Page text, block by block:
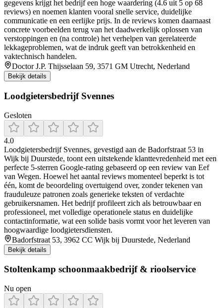
gegevens krijgt het bedrijf een hoge waardering (4.6 uit 5 op 68
reviews) en noemen klanten vooral snelle service, duidelijke
communicatie en een eerlijke prijs. In de reviews komen daarnaast
concrete voorbeelden terug van het daadwerkelijk oplossen van
verstoppingen en (na controle) het verhelpen van gerelateerde
lekkageproblemen, wat de indruk geeft van betrokkenheid en
vaktechnisch handelen.
Doctor J.P. Thijsselaan 59, 3571 GM Utrecht, Nederland
Bekijk details
Loodgietersbedrijf Svennes
Gesloten
4.0
Loodgietersbedrijf Svennes, gevestigd aan de Badorfstraat 53 in
Wijk bij Duurstede, toont een uitstekende klanttevredenheid met een
perfecte 5‑sterren Google‑rating gebaseerd op een review van Eef
van Wegen. Hoewel het aantal reviews momenteel beperkt is tot
één, komt de beoordeling overtuigend over, zonder tekenen van
frauduleuze patronen zoals generieke teksten of verdachte
gebruikersnamen. Het bedrijf profileert zich als betrouwbaar en
professioneel, met volledige operationele status en duidelijke
contactinformatie, wat een solide basis vormt voor het leveren van
hoogwaardige loodgietersdiensten.
Badorfstraat 53, 3962 CC Wijk bij Duurstede, Nederland
Bekijk details
Stoltenkamp schoonmaakbedrijf & rioolservice
Nu open